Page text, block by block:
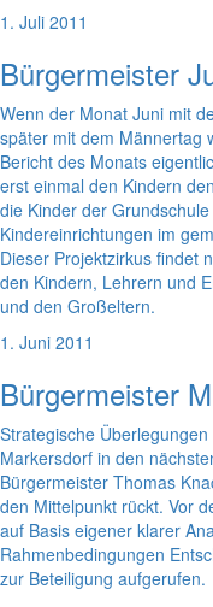
1. Juli 2011
Bürgermeister
Wenn der Monat Juni mit
später mit dem Männertag
Bericht des Monats
erst einmal den Kindern
die Kinder der
Kindereinrichtungen im
Dieser Projektzirkus findet
den Kindern, Lehrern und
und den Großeltern.
1. Juni 2011
Bürgermeister
Strategische
Markersdorf in den
Bürgermeister Thomas
den Mittelpunkt rückt. Vor
auf Basis eigener klarer
Rahmenbedingungen
zur Beteiligung aufgerufen.